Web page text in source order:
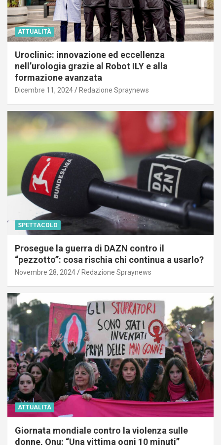
ATTUALITÀ
Uroclinic: innovazione ed eccellenza
nell’urologia grazie al Robot ILY e alla
formazione avanzata
Dicembre 11, 2024 Redazione Spraynews
SPETTACOLO
Prosegue la guerra di DAZN contro il
“pezzotto”: cosa rischia chi continua a usarlo?
Novembre 28, 2024 Redazione Spraynews
ATTUALITÀ
Giornata mondiale contro la violenza sulle
donne, Onu: “Una vittima ogni 10 minuti”